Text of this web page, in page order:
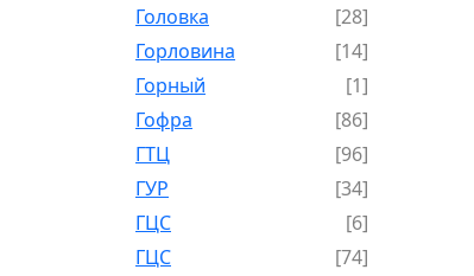
Головка
[28]
Горловина
[14]
Горный
[1]
Гофра
[86]
ГТЦ
[96]
ГУР
[34]
ГЦC
[6]
ГЦС
[74]